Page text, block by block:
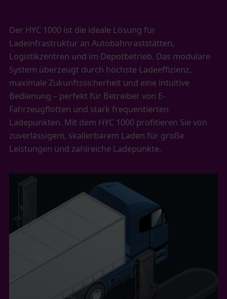
Der HYC 1000 ist die ideale Lösung für
Ladeinfrastruktur an Autobahnraststätten,
Logistikzentren und im Depotbetrieb. Das modulare
System überzeugt durch höchste Ladeeffizienz,
maximale Zukunftssicherheit und eine intuitive
Bedienung – perfekt für Betreiber von E-
Fahrzeugflotten und stark frequentierten
Ladepunkten. Mit dem HYC 1000 profitieren Sie von
zuverlässigem, skalierbarem Laden für große
Leistungen und zahlreiche Ladepunkte.